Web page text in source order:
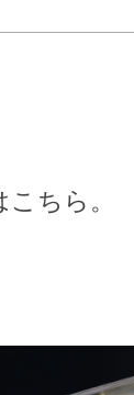
ちら。